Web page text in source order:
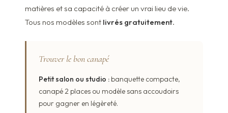
matières et sa capacité à créer un vrai lieu de vie.
Tous nos modèles sont livrés gratuitement.
Trouver le bon canapé
Petit salon ou studio :banquette compacte,
canapé 2 places ou modèle sans accoudoirs
pour gagner en légèreté.